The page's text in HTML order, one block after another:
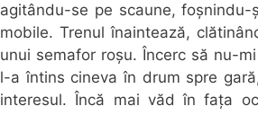
agitându-se pe scaune,
mobile. Trenul înaintează,
unui semafor roșu. Încerc să nu-
l-a întins cineva în drum spre
interesul. Încă mai văd în fața